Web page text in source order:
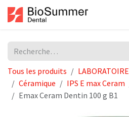
Se rendre au contenu
Tous les produits LABORATOIRE
Céramique
IPS E max Ceram
Emax Ceram Dentin 100 g B1